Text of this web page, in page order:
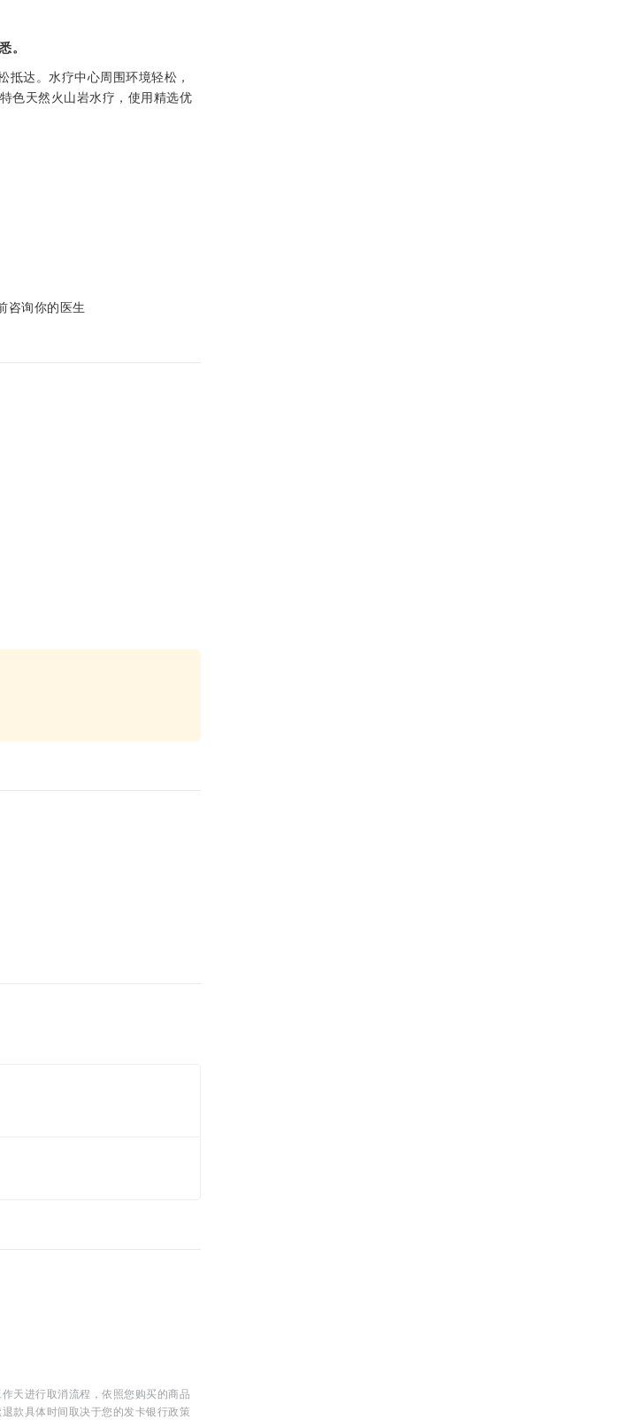
。
达。水疗中心周围环境轻松，
色天然火山岩水疗，使用精选优
咨询你的医生
天进行取消流程，依照您购买的商品
款具体时间取决于您的发卡银行政策